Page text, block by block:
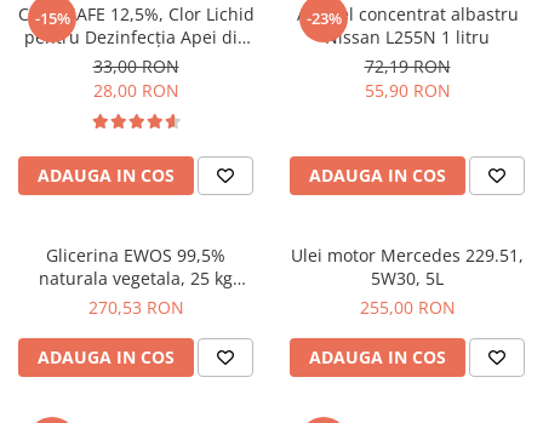
-15%
CLOR SAFE 12,5%, Clor Lichid
pentru Dezinfecția Apei din
Piscine, 1kg
33,00 RON
28,00 RON
ADAUGA IN COS
-23%
Antigel concentrat albastru
Nissan L255N 1 litru
72,19 RON
55,90 RON
ADAUGA IN COS
Glicerina EWOS 99,5%
naturala vegetala, 25 kg
kosher/halal, grad
270,53 RON
ADAUGA IN COS
Ulei motor Mercedes 229.51,
5W30, 5L
255,00 RON
ADAUGA IN COS